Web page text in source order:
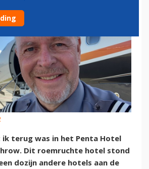
terug was in het Penta Hotel
Dit roemruchte hotel stond
dozijn andere hotels aan de